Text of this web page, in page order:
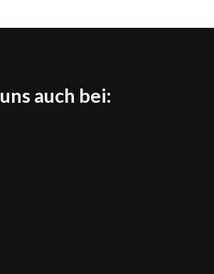
auch bei: